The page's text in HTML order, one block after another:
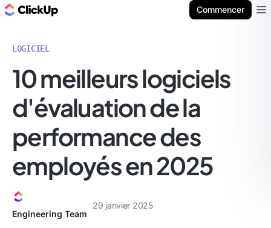
Commencer
LOGICIEL
10 meilleurs logiciels
d'évaluation de la
performance des
employés en 2025
Engineering Team
29 janvier 2025